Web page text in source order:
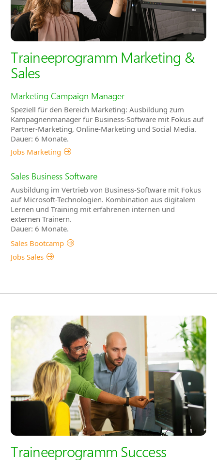
Traineeprogramm Marketing &
Sales
Marketing Campaign Manager
Speziell für den Bereich Marketing: Ausbildung zum
Kampagnenmanager für Business-Software mit Fokus auf
Partner-Marketing, Online-Marketing und Social Media.
Dauer: 6 Monate.
Jobs Marketing
Sales Business Software
Ausbildung im Vertrieb von Business-Software mit Fokus
auf Microsoft-Technologien. Kombination aus digitalem
Lernen und Training mit erfahrenen internen und
externen Trainern.
Dauer: 6 Monate.
Sales Bootcamp
Jobs Sales
Traineeprogramm Success